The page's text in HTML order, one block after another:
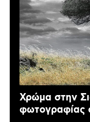
Χρώμα στην
φωτογραφίας